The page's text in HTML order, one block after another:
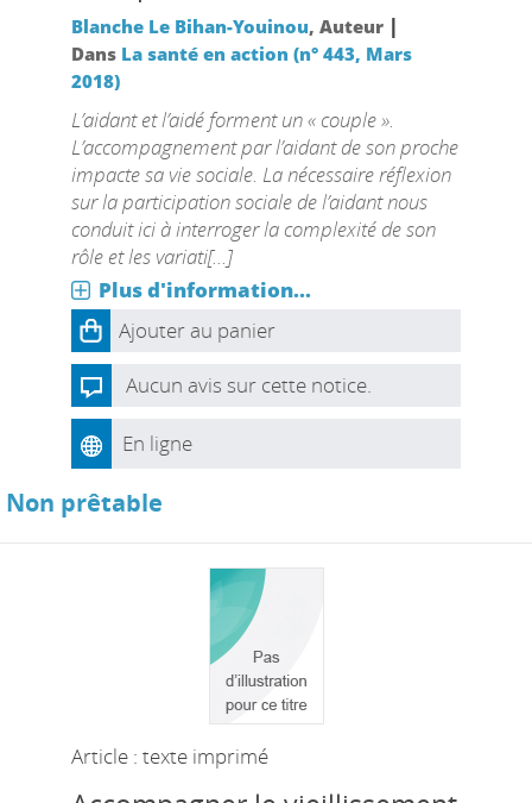
Blanche Le Bihan-Youinou, Auteur |
Dans La santé en action (n° 443, Mars
2018)
L’aidant et l’aidé forment un « couple ».
L’accompagnement par l’aidant de son proche
impacte sa vie sociale. La nécessaire réflexion
sur la participation sociale de l’aidant nous
conduit ici à interroger la complexité de son
rôle et les variati[...]
Plus d'information...
Ajouter au panier
Aucun avis sur cette notice.
En ligne
Non prêtable
Article : texte imprimé